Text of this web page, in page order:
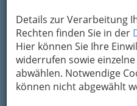
Details zur Verarbeitung
Rechten finden Sie in der
Hier können Sie Ihre
widerrufen sowie
abwählen. Notwendige
können nicht abgewählt